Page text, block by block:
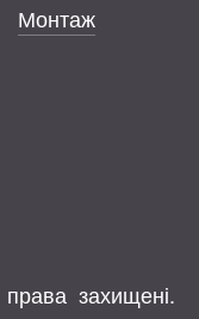
Монтаж
захищені.